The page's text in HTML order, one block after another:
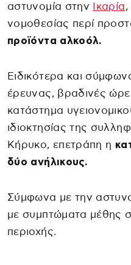
αστυνομία στην
Ικαρία,
νομοθεσίας περί
προϊόντα αλκοόλ.
Ειδικότερα και
έρευνας, βραδινές
κατάστημα
ιδιοκτησίας της
Κήρυκο, επετράπη η
δύο ανήλικους.
Σύμφωνα με την
με συμπτώματα μέθης
περιοχής.